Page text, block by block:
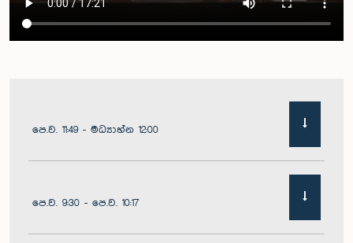
පෙ.ව. 11:49 - මධ්‍යාහ්න 12:00
පෙ.ව. 9:30 - පෙ.ව. 10:17